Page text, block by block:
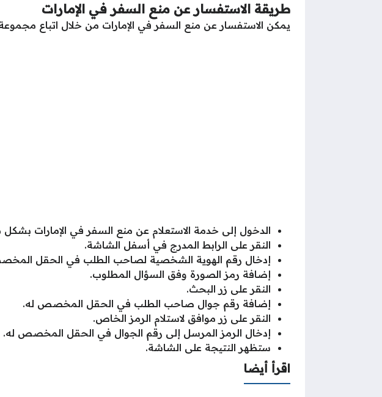
طريقة الاستفسار عن منع السفر في الإمارات
يمكن الاستفسار عن منع السفر في الإمارات من خلال اتباع مجموعة
الدخول إلى خدمة الاستعلام عن منع السفر في الإمارات بشكل
النقر على الرابط المدرج في أسفل الشاشة.
إدخال رقم الهوية الشخصية لصاحب الطلب في الحقل
إضافة رمز الصورة وفق السؤال المطلوب.
النقر على زر البحث.
إضافة رقم جوال صاحب الطلب في الحقل المخصص له.
النقر على زر موافق لاستلام الرمز الخاص.
إدخال الرمز المرسل إلى رقم الجوال في الحقل المخصص له.
ستظهر النتيجة على الشاشة.
اقرأ أيضا